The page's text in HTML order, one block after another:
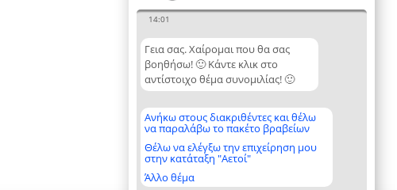
14:01
Γεια σας. Χαίρομαι που θα σας
βοηθήσω! 🙂 Κάντε κλικ στο
αντίστοιχο θέμα συνομιλίας! 🙂
Ανήκω στους διακριθέντες και θέλω
να παραλάβω το πακέτο βραβείων
Θέλω να ελέγξω την επιχείρηση μου
στην κατάταξη "Αετοί"
Άλλο θέμα